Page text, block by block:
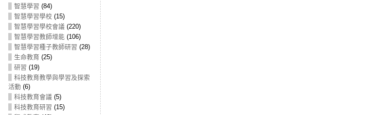
智慧學習 (84)
智慧學習學校 (15)
智慧學習學校會議 (220)
智慧學習教師增能(106)
智慧學習種子教師研習 (28)
生命教育 (25)
研習 (19)
科技教育教學與學習及探索
活動 (6)
科技教育會議 (5)
科技教育研習 (15)